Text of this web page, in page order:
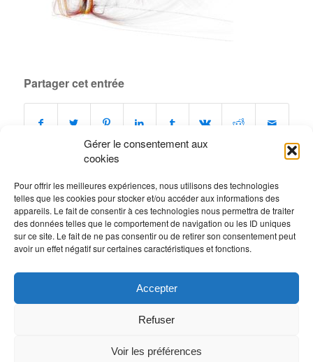
Gérer le consentement aux
cookies
Pour offrir les meilleures expériences, nous utilisons des technologies
telles que les cookies pour stocker et/ou accéder aux informations des
appareils. Le fait de consentir à ces technologies nous permettra de traiter
des données telles que le comportement de navigation ou les ID uniques
sur ce site. Le fait de ne pas consentir ou de retirer son consentement peut
avoir un effet négatif sur certaines caractéristiques et fonctions.
Accepter
Refuser
Voir les préférences
Partager cet entrée
0
RÉPONSES
Laisser un commentaire
vous connecterpour publier un